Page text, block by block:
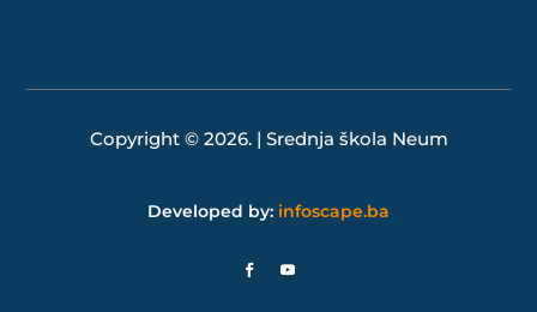
Copyright © 2026. | Srednja škola Neum
Developed by: infoscape.ba